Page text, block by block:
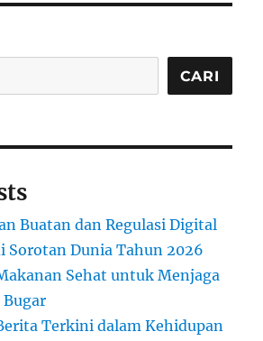
CARI
Buatan dan Regulasi Digital
Sorotan Dunia Tahun 2026
Sehat untuk Menjaga
Terkini dalam Kehidupan